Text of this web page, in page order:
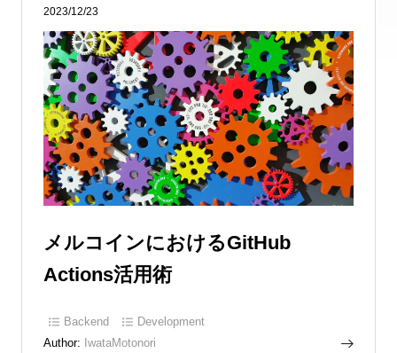
2023/12/23
メルコインにおけるGitHub
Actions活用術
Backend
Development
Author: IwataMotonori